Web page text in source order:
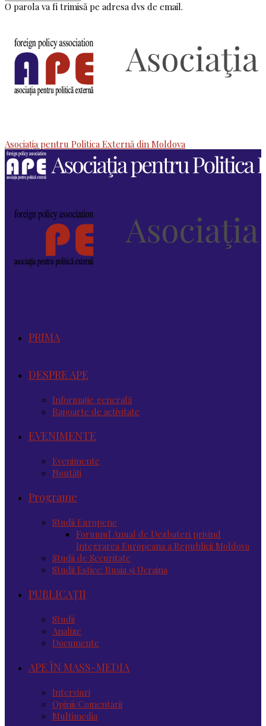
O parola va fi trimisă pe adresa dvs de email.
Asociaţia pentru Politica Externă din Moldova
PRIMA
DESPRE APE
Informație generală
Rapoarte de activitate
EVENIMENTE
Evenimente
Noutăţi
Programe
Studii Europene
Forumul Anual de Dezbateri privind
Integrarea Europeana a Republicii Moldova
Studii de Securitate
Studii Estice: Rusia și Ucraina
PUBLICAȚII
Studii
Analize
Documente
APE ÎN MASS-MEDIA
Interviuri
Opinii/Comentarii
Multimedia